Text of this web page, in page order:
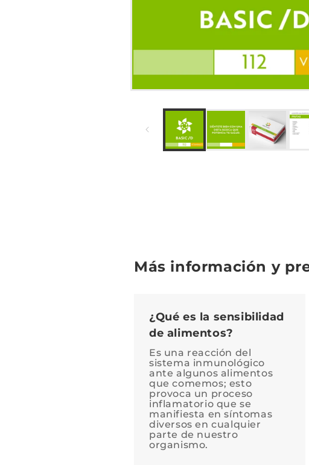
Más información y
¿Qué es la sensibilidad
de alimentos?
Es una reacción del
sistema inmunológico
ante algunos alimentos
que comemos; esto
provoca un proceso
inflamatorio que se
manifiesta en síntomas
diversos en cualquier
parte de nuestro
organismo.